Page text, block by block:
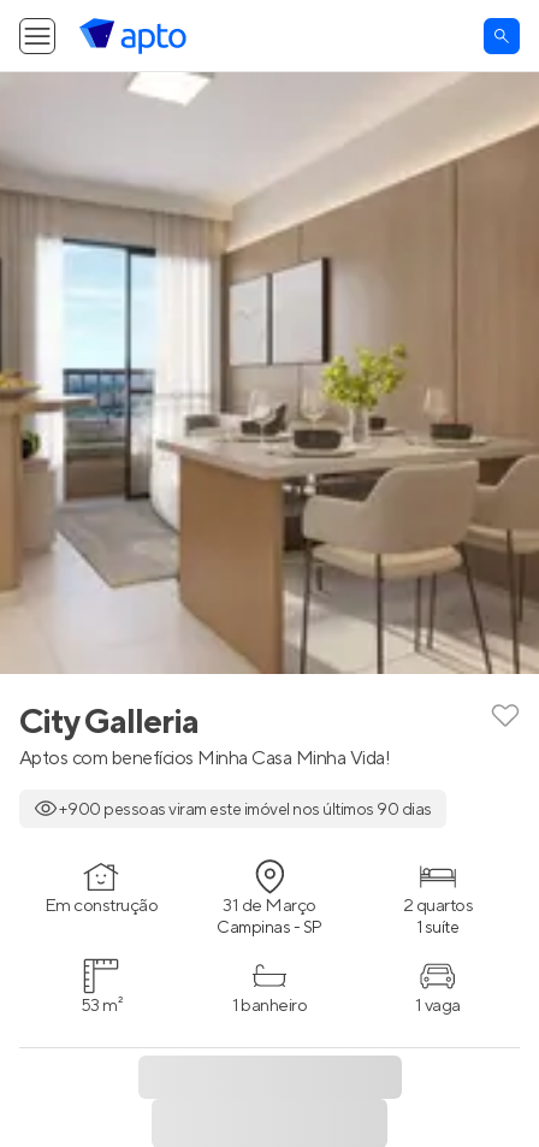
City Galleria
Aptos com benefícios Minha Casa Minha Vida!
+900 pessoas viram este imóvel nos últimos 90 dias
Em construção 31 de Março
Campinas - SP
2 quartos
1 suíte
53 m² 1 banheiro 1 vaga